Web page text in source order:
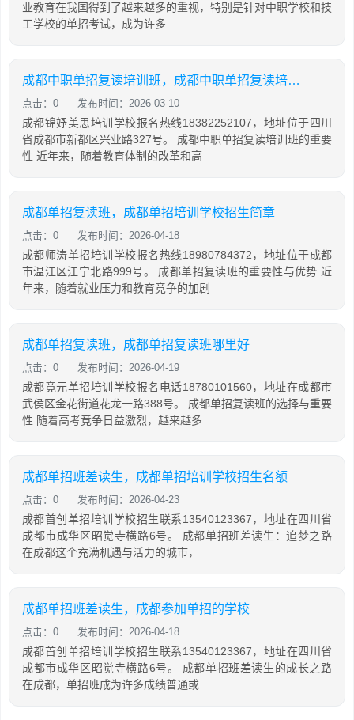
业教育在我国得到了越来越多的重视，特别是针对中职学校和技
工学校的单招考试，成为许多
成都中职单招复读培训班，成都中职单招复读培训班多少钱
点击：0 发布时间：2026-03-10
成都锦妤美思培训学校报名热线18382252107，地址位于四川
省成都市新都区兴业路327号。 成都中职单招复读培训班的重要
性 近年来，随着教育体制的改革和高
成都单招复读班，成都单招培训学校招生简章
点击：0 发布时间：2026-04-18
成都师涛单招培训学校报名热线18980784372，地址位于成都
市温江区江宁北路999号。 成都单招复读班的重要性与优势 近
年来，随着就业压力和教育竞争的加剧
成都单招复读班，成都单招复读班哪里好
点击：0 发布时间：2026-04-19
成都竟元单招培训学校报名电话18780101560，地址在成都市
武侯区金花街道花龙一路388号。 成都单招复读班的选择与重要
性 随着高考竞争日益激烈，越来越多
成都单招班差读生，成都单招培训学校招生名额
点击：0 发布时间：2026-04-23
成都首创单招培训学校招生联系13540123367，地址在四川省
成都市成华区昭觉寺横路6号。 成都单招班差读生：追梦之路
在成都这个充满机遇与活力的城市，
成都单招班差读生，成都参加单招的学校
点击：0 发布时间：2026-04-18
成都首创单招培训学校招生联系13540123367，地址在四川省
成都市成华区昭觉寺横路6号。 成都单招班差读生的成长之路
在成都，单招班成为许多成绩普通或